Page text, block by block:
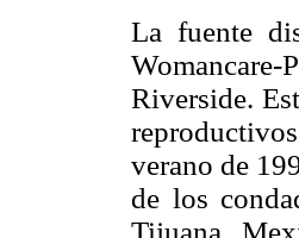
La fuente
Riverside.
verano de
de los
Tijuana,